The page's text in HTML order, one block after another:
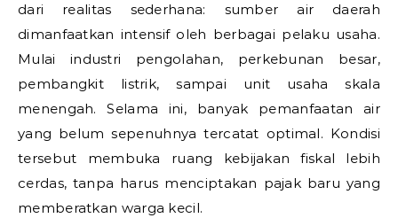
dari realitas sederhana: sumber air daerah
dimanfaatkan intensif oleh berbagai pelaku usaha.
Mulai industri pengolahan, perkebunan besar,
pembangkit listrik, sampai unit usaha skala
menengah. Selama ini, banyak pemanfaatan air
yang belum sepenuhnya tercatat optimal. Kondisi
tersebut membuka ruang kebijakan fiskal lebih
cerdas, tanpa harus menciptakan pajak baru yang
memberatkan warga kecil.